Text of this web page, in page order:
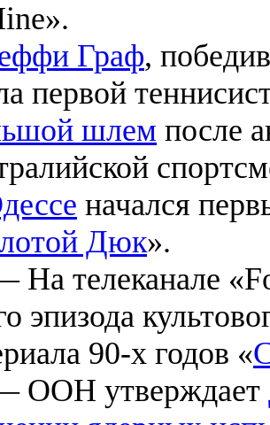
Граф,
первой
шлем после
начался
Дюк».
На телеканале
эпизода
90-х годов «
ООН утверждает